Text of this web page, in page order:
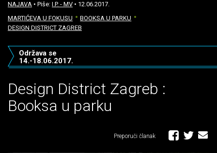
NAJAVA • Piše: I.P. - MV • 12.06.2017.
MARTIĆEVA U FOKUSU
BOOKSA U PARKU
DESIGN DISTRICT ZAGREB
Design District Zagreb :
Booksa u parku
Održava se
14.-18.06.2017.
Preporuči članak